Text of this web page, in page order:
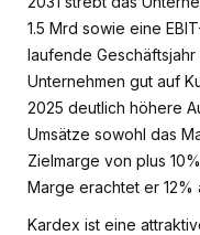
1.5 Mrd sowie eine
laufende
Unternehmen gut auf
2025 deutlich höhere
Umsätze sowohl das
Zielmarge von plus
Marge erachtet er 12%
Kardex ist eine